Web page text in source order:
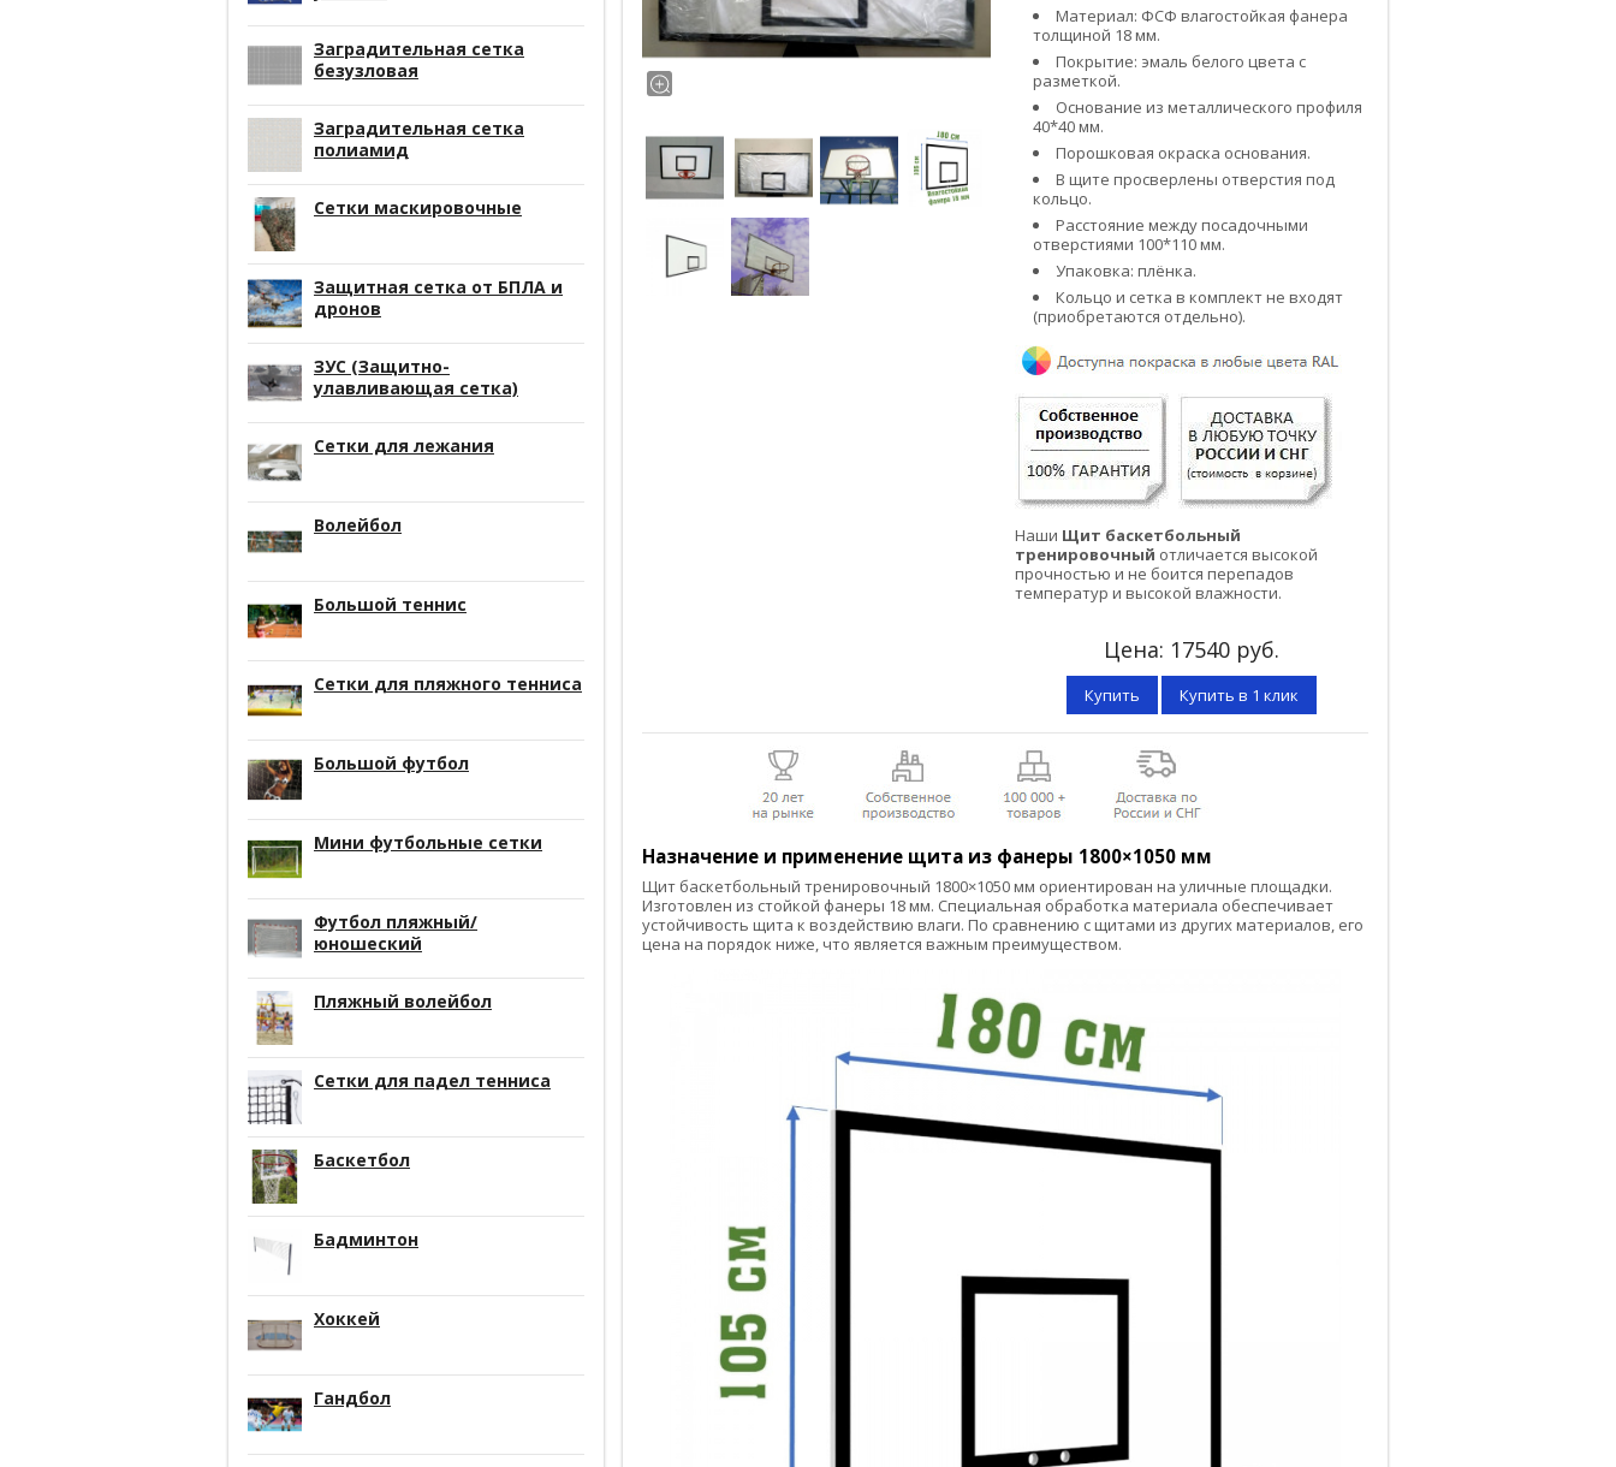
Заградительная сетка
безузловая
Заградительная сетка
полиамид
Сетки маскировочные
Защитная сетка от БПЛА и
дронов
ЗУС (Защитно-
улавливающая сетка)
Сетки для лежания
Волейбол
Большой теннис
Сетки для пляжного тенниса
Большой футбол
Мини футбольные сетки
Футбол пляжный/
юношеский
Пляжный волейбол
Сетки для падел тенниса
Баскетбол
Бадминтон
Хоккей
Гандбол
Материал: ФСФ влагостойкая фанера
толщиной 18 мм.
Покрытие: эмаль белого цвета с
разметкой.
Основание из металлического профиля
40*40 мм.
Порошковая окраска основания.
В щите просверлены отверстия под
кольцо.
Расстояние между посадочными
отверстиями 100*110 мм.
Упаковка: плёнка.
Кольцо и сетка в комплект не входят
(приобретаются отдельно).
Наши Щит баскетбольный
тренировочный отличается высокой
прочностью и не боится перепадов
температур и высокой влажности.
Цена: 17540 руб.
Купить Купить в 1 клик
Назначение и применение щита из фанеры 1800×1050 мм
Щит баскетбольный тренировочный 1800×1050 мм ориентирован на уличные площадки.
Изготовлен из стойкой фанеры 18 мм. Специальная обработка материала обеспечивает
устойчивость щита к воздействию влаги. По сравнению с щитами из других материалов, его
цена на порядок ниже, что является важным преимуществом.